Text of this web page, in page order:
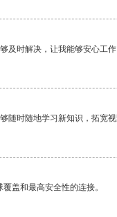
及时解决，让我能够安心工
随时随地学习新知识，拓宽
盖和最高安全性的连接。